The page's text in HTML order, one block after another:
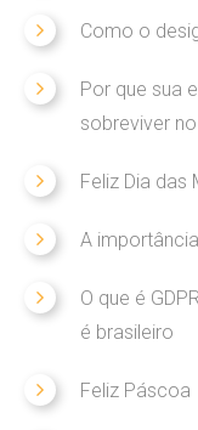
BLOG
Novidades
Audiovisual
Websites
PORTFOLIO
Como o
Por que sua
sobreviver
Feliz Dia das
A
O que é
é brasileiro
Feliz Páscoa